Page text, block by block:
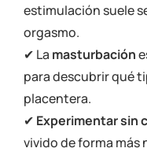
estimulación suele
orgasmo.
✔ La masturbación
para descubrir qué
placentera.
✔ Experimentar sin
vivido de forma más